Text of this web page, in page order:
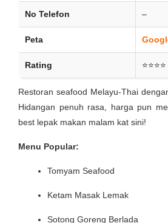
No Telefon –
Peta
Rating ⭐⭐⭐⭐
Restoran seafood Melayu-Thai
Hidangan penuh rasa, harga pun
best lepak makan malam kat sini!
Menu Popular:
Tomyam Seafood
Ketam Masak Lemak
Sotong Goreng Berlada